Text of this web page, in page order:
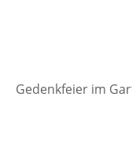
Gedenkfeier im